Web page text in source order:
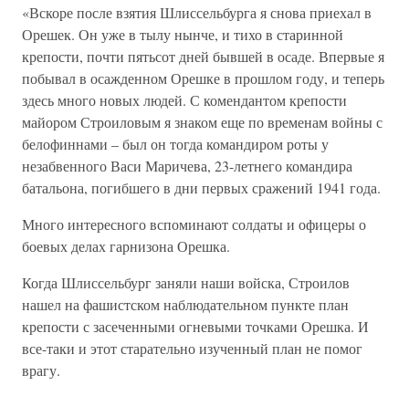
«Вскоре после взятия Шлиссельбурга я снова приехал в
Орешек. Он уже в тылу нынче, и тихо в старинной
крепости, почти пятьсот дней бывшей в осаде. Впервые я
побывал в осажденном Орешке в прошлом году, и теперь
здесь много новых людей. С комендантом крепости
майором Строиловым я знаком еще по временам войны с
белофиннами – был он тогда командиром роты у
незабвенного Васи Маричева, 23-летнего командира
батальона, погибшего в дни первых сражений 1941 года.
Много интересного вспоминают солдаты и офицеры о
боевых делах гарнизона Орешка.
Когда Шлиссельбург заняли наши войска, Строилов
нашел на фашистском наблюдательном пункте план
крепости с засеченными огневыми точками Орешка. И
все-таки и этот старательно изученный план не помог
врагу.